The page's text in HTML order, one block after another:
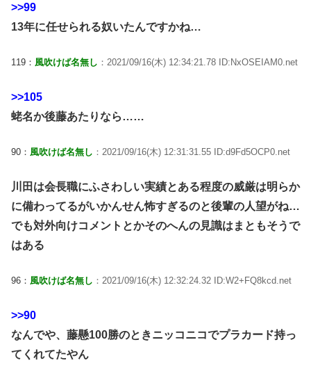
>>99
13年に任せられる奴いたんですかね…
119： 風吹けば名無し ：2021/09/16(木) 12:34:21.78 ID:NxOSEIAM0.net
>>105
蛯名か後藤あたりなら……
90： 風吹けば名無し ：2021/09/16(木) 12:31:31.55 ID:d9Fd5OCP0.net
川田は会長職にふさわしい実績とある程度の威厳は明らか
に備わってるがいかんせん怖すぎるのと後輩の人望がね…
でも対外向けコメントとかそのへんの見識はまともそうで
はある
96： 風吹けば名無し ：2021/09/16(木) 12:32:24.32 ID:W2+FQ8kcd.net
>>90
なんでや、藤懸100勝のときニッコニコでプラカード持っ
てくれてたやん